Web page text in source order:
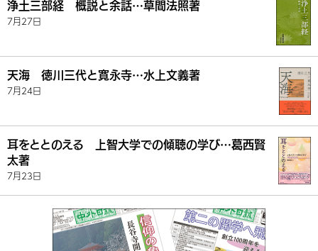
浄土三部経 概説と余話…草間法照著
7月27日
天海 徳川三代と寛永寺…水上文義著
7月24日
耳をととのえる 上智大学での傾聴の学び…葛西賢
太著
7月23日